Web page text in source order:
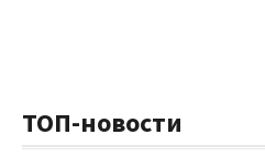
ТОП-новости